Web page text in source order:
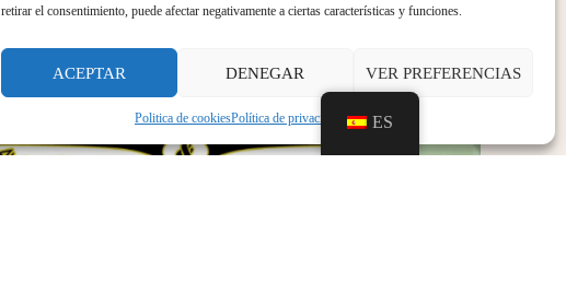
retirar el consentimiento, puede afectar negativamente a ciertas características y funciones.
ACEPTAR DENEGAR VER PREFERENCIAS
Politica de cookiesPolítica de privacidad Aviso legal
ES